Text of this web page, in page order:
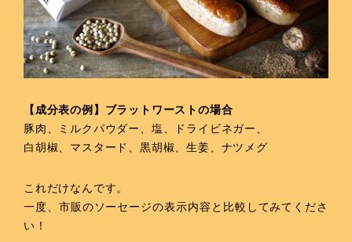
【成分表の例】ブラットワーストの場合
豚肉、ミルクパウダー、塩、ドライビネガー、
白胡椒、マスタード、黒胡椒、生姜、ナツメグ
これだけなんです。
一度、市販のソーセージの表示内容と比較してみてくださ
い！